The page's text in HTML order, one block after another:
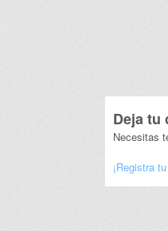
Deja tu
Necesitas
¡Registra